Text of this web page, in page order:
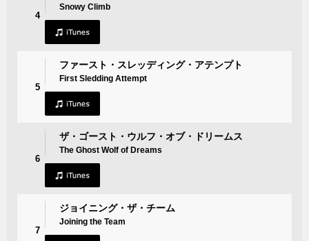
4
Snowy Climb
5
ファースト・スレッディング・アテンプト
First Sledding Attempt
6
ザ・ゴースト・ウルフ・オブ・ドリームス
The Ghost Wolf of Dreams
7
ジョイニング・ザ・チーム
Joining the Team